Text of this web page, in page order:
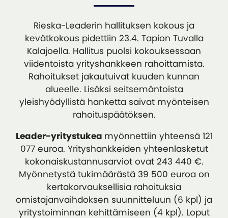
Rieska-Leaderin hallituksen kokous ja
kevätkokous pidettiin 23.4. Tapion Tuvalla
Kalajoella. Hallitus puolsi kokouksessaan
viidentoista yrityshankkeen rahoittamista.
Rahoitukset jakautuivat kuuden kunnan
alueelle. Lisäksi seitsemäntoista
yleishyödyllistä hanketta saivat myönteisen
rahoituspäätöksen.
Leader-yritystukea myönnettiin yhteensä 121
077 euroa. Yrityshankkeiden yhteenlasketut
kokonaiskustannusarviot ovat 243 440 €.
Myönnetystä tukimäärästä 39 500 euroa on
kertakorvauksellisia rahoituksia
omistajanvaihdoksen suunnitteluun (6 kpl) ja
yritystoiminnan kehittämiseen (4 kpl). Loput